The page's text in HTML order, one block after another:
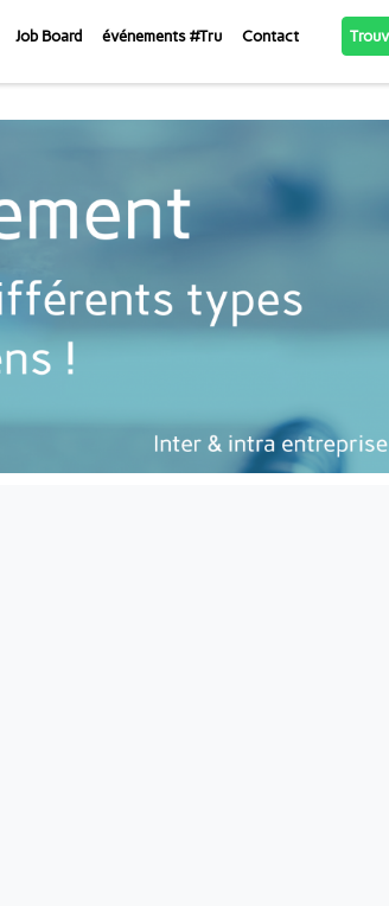
Job Board événements #Tru Contact